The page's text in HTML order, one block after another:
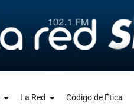
La Red Código de Ética